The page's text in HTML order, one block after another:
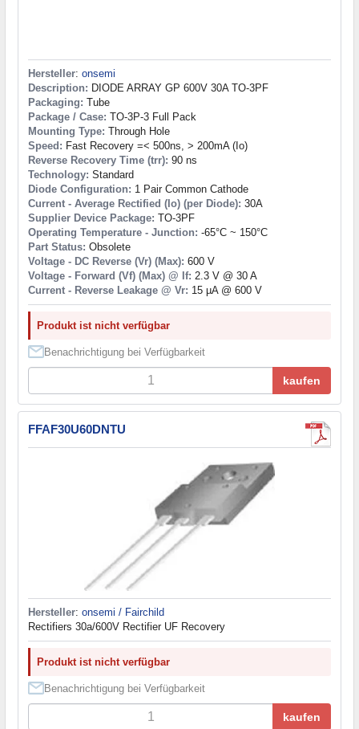
Hersteller: onsemi
Description: DIODE ARRAY GP 600V 30A TO-3PF
Packaging: Tube
Package / Case: TO-3P-3 Full Pack
Mounting Type: Through Hole
Speed: Fast Recovery =< 500ns, > 200mA (Io)
Reverse Recovery Time (trr): 90 ns
Technology: Standard
Diode Configuration: 1 Pair Common Cathode
Current - Average Rectified (Io) (per Diode): 30A
Supplier Device Package: TO-3PF
Operating Temperature - Junction: -65°C ~ 150°C
Part Status: Obsolete
Voltage - DC Reverse (Vr) (Max): 600 V
Voltage - Forward (Vf) (Max) @ If: 2.3 V @ 30 A
Current - Reverse Leakage @ Vr: 15 µA @ 600 V
Produkt ist nicht verfügbar
Benachrichtigung bei Verfügbarkeit
kaufen
FFAF30U60DNTU
Hersteller: onsemi / Fairchild
Rectifiers 30a/600V Rectifier UF Recovery
Produkt ist nicht verfügbar
Benachrichtigung bei Verfügbarkeit
kaufen